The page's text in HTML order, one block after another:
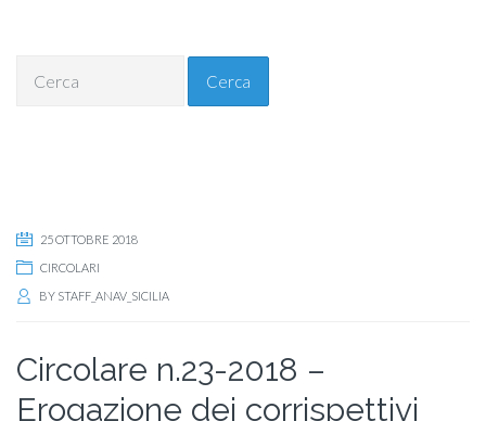
Cerca
25 OTTOBRE 2018
CIRCOLARI
BY STAFF_ANAV_SICILIA
Circolare n.23-2018 –
Erogazione dei corrispettivi